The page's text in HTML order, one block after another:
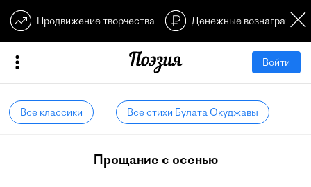
Продвижение творчества Денежные
Войти
Все классики Все стихи Булата Окуджавы
Прощание с осенью